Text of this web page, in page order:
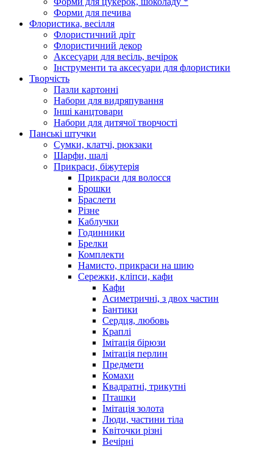
Форми для печива
Флористика, весілля
Флористичний дріт
Флористичний декор
Аксесуари для весіль, вечірок
Інструменти та аксесуари для флористики
Творчість
Пазли картонні
Набори для видряпування
Інші канцтовари
Набори для дитячої творчості
Панські штучки
Сумки, клатчі, рюкзаки
Шарфи, шалі
Прикраси, біжутерія
Прикраси для волосся
Брошки
Браслети
Різне
Каблучки
Годинники
Брелки
Комплекти
Намисто, прикраси на шию
Сережки, кліпси, кафи
Кафи
Асиметричні, з двох частин
Бантики
Сердця, любовь
Краплі
Імітація бірюзи
Імітація перлин
Предмети
Комахи
Квадратні, трикутні
Пташки
Імітація золота
Люди, частини тіла
Квіточки різні
Вечірні